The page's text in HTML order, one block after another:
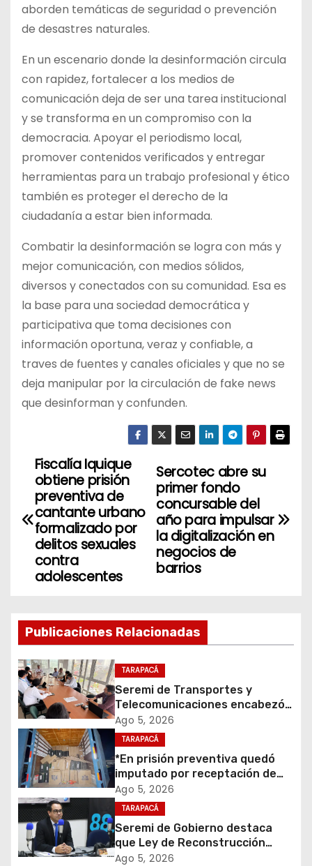
aborden temáticas de seguridad o prevención
de desastres naturales.
En un escenario donde la desinformación circula
con rapidez, fortalecer a los medios de
comunicación deja de ser una tarea institucional
y se transforma en un compromiso con la
democracia. Apoyar el periodismo local,
promover contenidos verificados y entregar
herramientas para un trabajo profesional y ético
también es proteger el derecho de la
ciudadanía a estar bien informada.
Combatir la desinformación se logra con más y
mejor comunicación, con medios sólidos,
diversos y conectados con su comunidad. Esa es
la base para una sociedad democrática y
participativa que toma decisiones con
información oportuna, veraz y confiable, a
traves de fuentes y canales oficiales y que no se
deja manipular por la circulación de fake news
que desinforman y confunden.
N
v
a
c
i
ó
n
d
e
e
n
Sercotec abre su
primer fondo
concursable del
año para impulsar
la digitalización en
negocios de
barrios
Fiscalía Iquique
obtiene prisión
preventiva de
cantante urbano
formalizado por
delitos sexuales
contra
adolescentes
Publicaciones Relacionadas
TARAPACÁ
Seremi de Transportes y
Telecomunicaciones encabezó
primera mesa de coordinación
para el retiro de cables en
desuso en Iquique
Ago 5, 2026
TARAPACÁ
*En prisión preventiva quedó
imputado por receptación de
cigarrillos avaluados en $1.600
millones*
Ago 5, 2026
TARAPACÁ
Seremi de Gobierno destaca
que Ley de Reconstrucción
Nacional impulsará la inversión
Ago 5, 2026